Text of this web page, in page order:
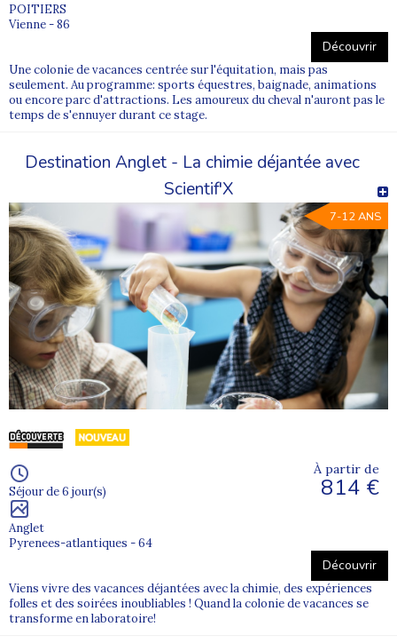
POITIERS
Vienne - 86
Découvrir
Une colonie de vacances centrée sur l'équitation, mais pas
seulement. Au programme: sports équestres, baignade, animations
ou encore parc d'attractions. Les amoureux du cheval n'auront pas le
temps de s'ennuyer durant ce stage.
Destination Anglet - La chimie déjantée avec
Scientif'X
7-12 ANS
Séjour de 6 jour(s)
Anglet
Pyrenees-atlantiques - 64
À partir de
814 €
Découvrir
Viens vivre des vacances déjantées avec la chimie, des expériences
folles et des soirées inoubliables ! Quand la colonie de vacances se
transforme en laboratoire!